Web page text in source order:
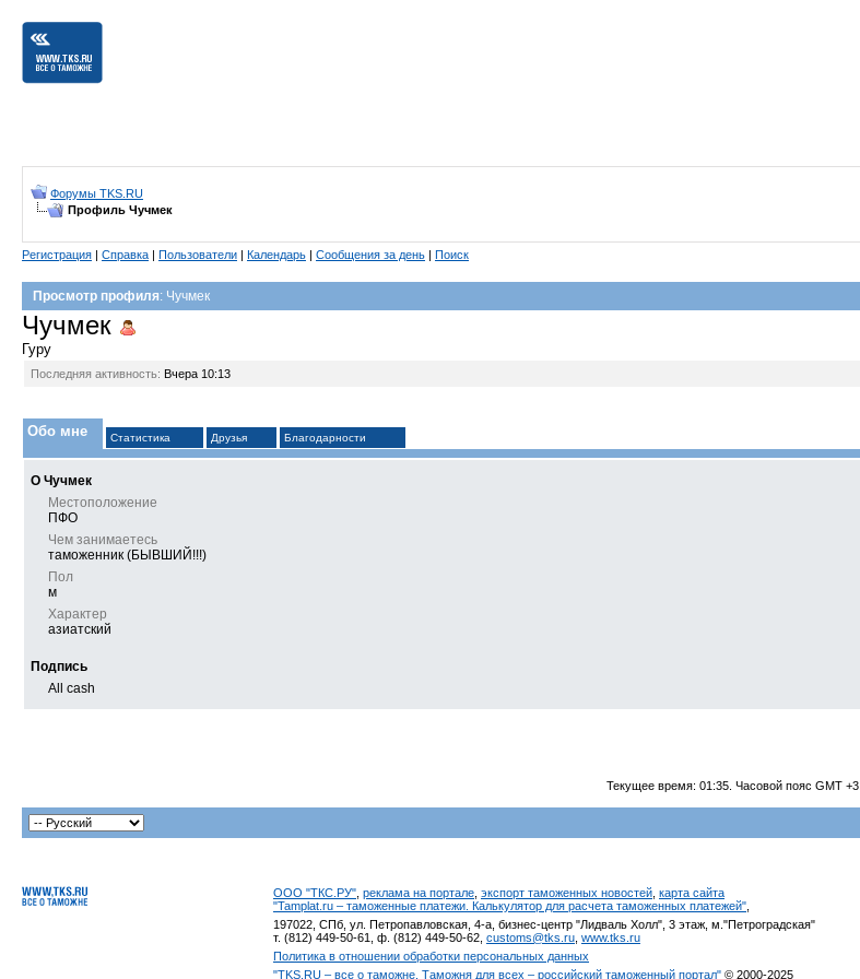
Форумы TKS.RU
Профиль Чучмек
Регистрация | Справка | Пользователи | Календарь | Сообщения за день | Поиск
Просмотр профиля: Чучмек
Чучмек
Гуру
Последняя активность: Вчера 10:13
Обо мне Статистика Друзья Благодарности
О Чучмек
Местоположение
ПФО
Чем занимаетесь
таможенник (БЫВШИЙ!!!)
Пол
м
Характер
азиатский
Подпись
All cash
Текущее время: 01:35 . Часовой пояс GMT +3.
ООО "ТКС.РУ" реклама на портале экспорт таможенных новостей карта сайта
"Tamplat.ru – таможенные платежи. Калькулятор для расчета таможенных платежей"
197022, СПб, ул. Петропавловская, 4-а, бизнес-центр "Лидваль Холл", 3 этаж, м."Петроградская"
т. (812) 449-50-61, ф. (812) 449-50-62, customs@tks.ru www.tks.ru
Политика в отношении обработки персональных данных
"TKS.RU – все о таможне. Таможня для всех – российский таможенный портал" © 2000-2025